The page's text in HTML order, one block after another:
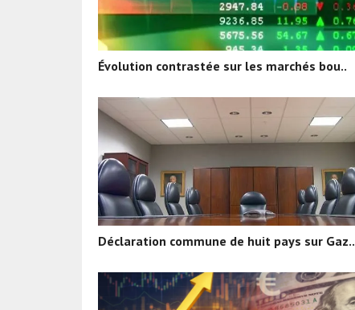
Évolution contrastée sur les marchés bou..
Déclaration commune de huit pays sur Gaz..